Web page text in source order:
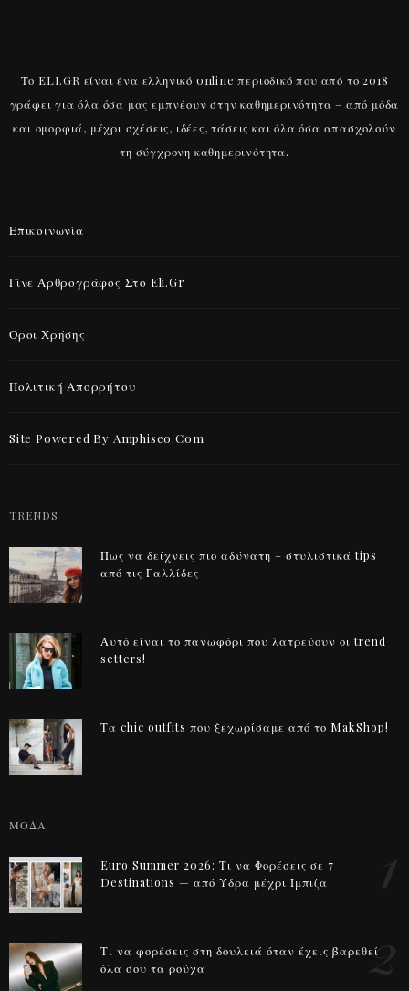
Το ELI.GR είναι ένα ελληνικό online περιοδικό που από το 2018
γράφει για όλα όσα μας εμπνέουν στην καθημερινότητα – από μόδα
και ομορφιά, μέχρι σχέσεις, ιδέες, τάσεις και όλα όσα απασχολούν
τη σύγχρονη καθημερινότητα.
Επικοινωνία
Γίνε Αρθρογράφος Στο Eli.gr
Όροι Χρήσης
Πολιτική Απορρήτου
Site Powered By Amphiseo.com
TRENDS
Πως να δείχνεις πιο αδύνατη – στυλιστικά tips
από τις Γαλλίδες
Αυτό είναι το πανωφόρι που λατρεύουν οι trend
setters!
Τα chic outfits που ξεχωρίσαμε από το MakShop!
ΜΟΔΑ
Euro Summer 2026: Τι να Φορέσεις σε 7
Destinations — από Ύδρα μέχρι Ίμπιζα
Τι να φορέσεις στη δουλειά όταν έχεις βαρεθεί
όλα σου τα ρούχα
2